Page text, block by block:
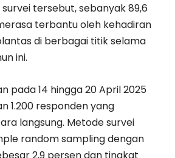
tersebut, sebanyak 89,6
terbantu oleh kehadiran
di berbagai titik selama
ini.
pada 14 hingga 20 April 2025
1.200 responden yang
langsung. Metode survei
random sampling dengan
2,9 persen dan tingkat